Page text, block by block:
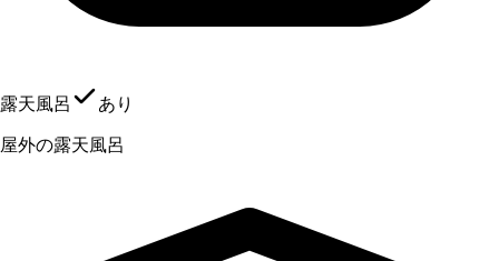
露天風呂 あり
屋外の露天風呂